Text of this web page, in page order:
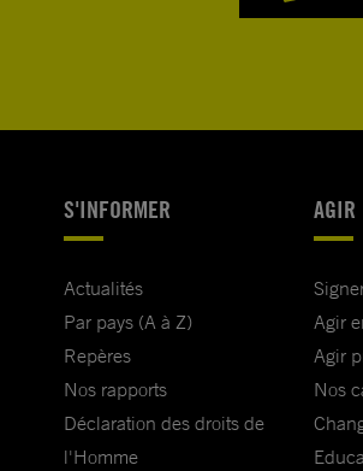
S'INFORMER
Actualités
Par pays (A à Z)
Repères
Nos rapports
Déclaration des droits de
l'Homme
AGIR
Agir
Agir
Nos